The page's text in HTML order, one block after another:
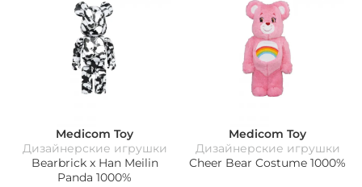
Medicom Toy
Дизайнерские игрушки
Bearbrick x Han Meilin
Panda 1000%
Medicom Toy
Дизайнерские игрушки
Cheer Bear Costume 1000%